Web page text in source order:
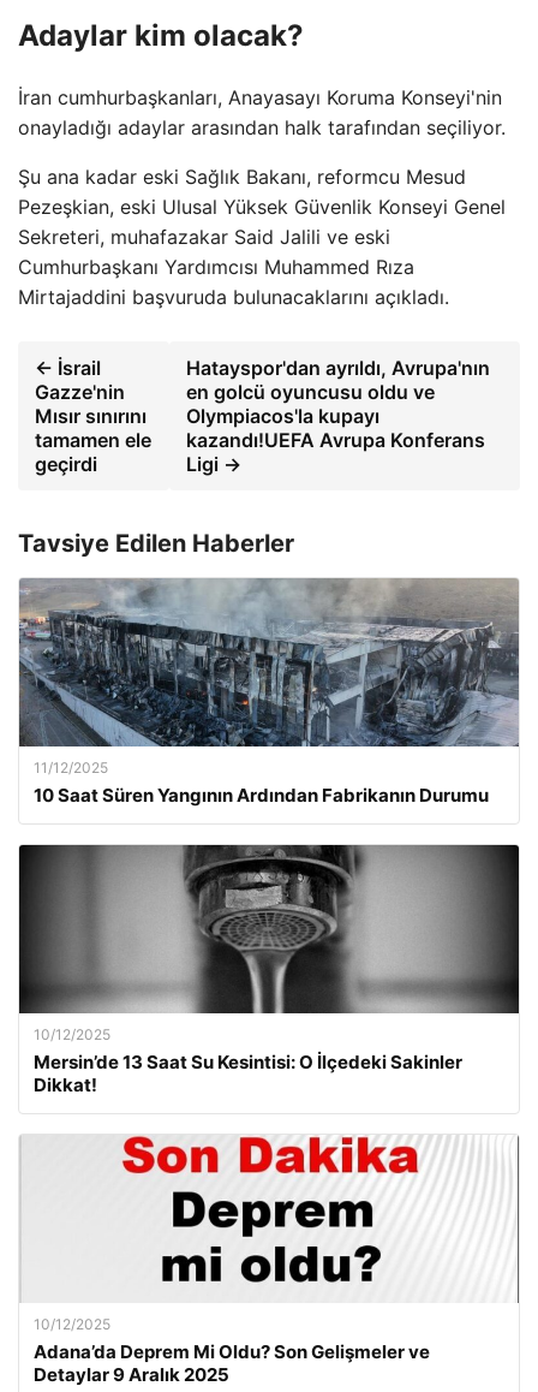
Adaylar kim olacak?
İran cumhurbaşkanları, Anayasayı Koruma Konseyi'nin
onayladığı adaylar arasından halk tarafından seçiliyor.
Şu ana kadar eski Sağlık Bakanı, reformcu Mesud
Pezeşkian, eski Ulusal Yüksek Güvenlik Konseyi Genel
Sekreteri, muhafazakar Said Jalili ve eski
Cumhurbaşkanı Yardımcısı Muhammed Rıza
Mirtajaddini başvuruda bulunacaklarını açıkladı.
← İsrail
Gazze'nin
Mısır sınırını
tamamen ele
geçirdi
Hatayspor'dan ayrıldı, Avrupa'nın
en golcü oyuncusu oldu ve
Olympiacos'la kupayı
kazandı!UEFA Avrupa Konferans
Ligi →
Tavsiye Edilen Haberler
11/12/2025
10 Saat Süren Yangının Ardından Fabrikanın Durumu
10/12/2025
Mersin’de 13 Saat Su Kesintisi: O İlçedeki Sakinler
Dikkat!
10/12/2025
Adana’da Deprem Mi Oldu? Son Gelişmeler ve
Detaylar 9 Aralık 2025